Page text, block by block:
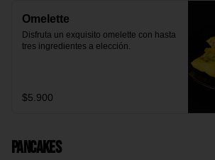
Omelette
Disfruta un exquisito omelette con hasta
tres ingredientes a elección.
$5.900
Pancakes